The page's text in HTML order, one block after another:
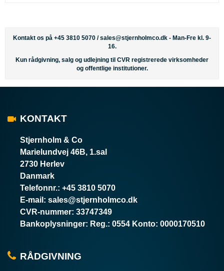
Kontakt os på +45 3810 5070 /sales@stjernholmco.dk - Man-Fre kl. 9-
16.
Kun rådgivning, salg og udlejning til CVR registrerede virksomheder
og offentlige institutioner.
KONTAKT
Stjernholm & Co
Marielundvej 46B, 1.sal
2730 Herlev
Danmark
Telefonnr.: +45 3810 5070
E-mail : sales@stjernholmco.dk
CVR-nummer: 33747349
Bankoplysninger: Reg.: 0554 Konto: 0000170510
RÅDGIVNING